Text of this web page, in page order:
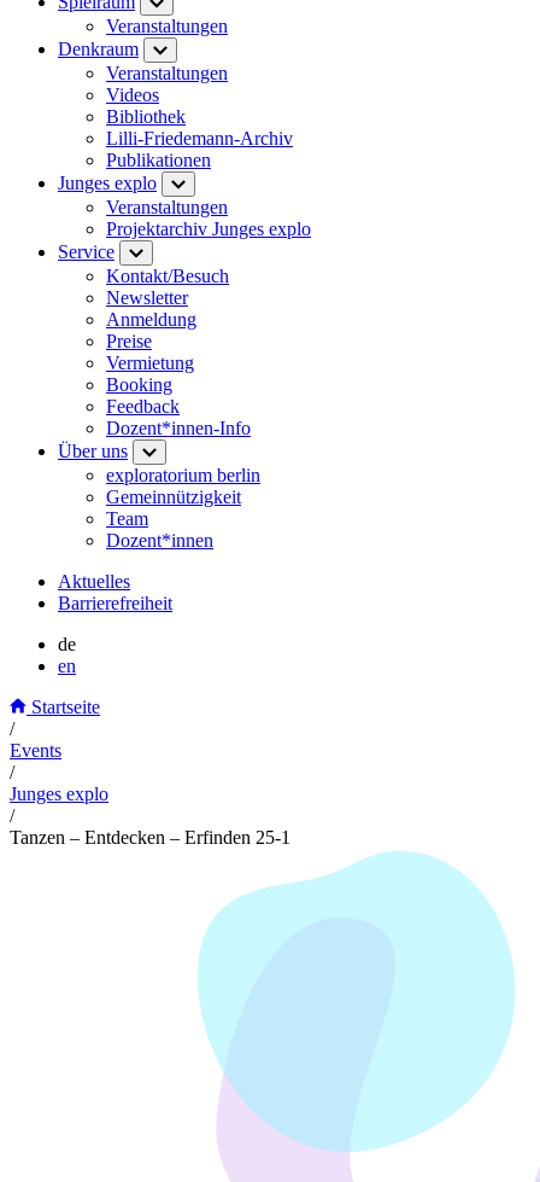
Veranstaltungen
Denkraum
Veranstaltungen
Videos
Bibliothek
Lilli-Friedemann-Archiv
Publikationen
Junges explo
Veranstaltungen
Projektarchiv Junges explo
Service
Kontakt/Besuch
Newsletter
Anmeldung
Preise
Vermietung
Booking
Feedback
Dozent*innen-Info
Über uns
exploratorium berlin
Gemeinnützigkeit
Team
Dozent*innen
Aktuelles
Barrierefreiheit
de
en
Startseite
/
Events
/
Junges explo
/
Tanzen – Entdecken – Erfinden 25-1